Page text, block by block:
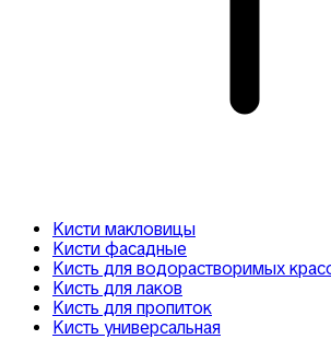
Кисти макловицы
Кисти фасадные
Кисть для водорастворимых
Кисть для лаков
Кисть для пропиток
Кисть универсальная